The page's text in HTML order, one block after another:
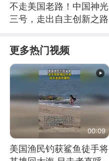
不走美国老路！中国神光
三号，走出自主创新之路
更多热门视频
00:09
美国渔民钓获鲨鱼徒手将